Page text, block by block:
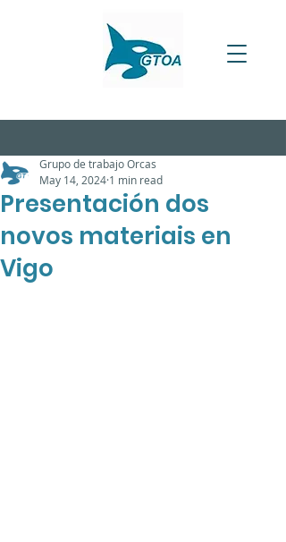
Presentación dos
novos materiais en
Vigo
Grupo de trabajo Orcas
May 14, 2024 1 min read